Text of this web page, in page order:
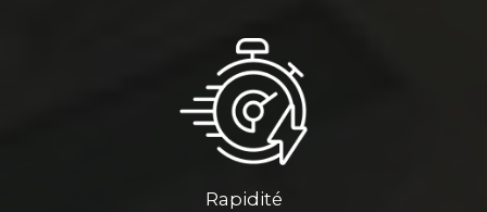
Rapidité